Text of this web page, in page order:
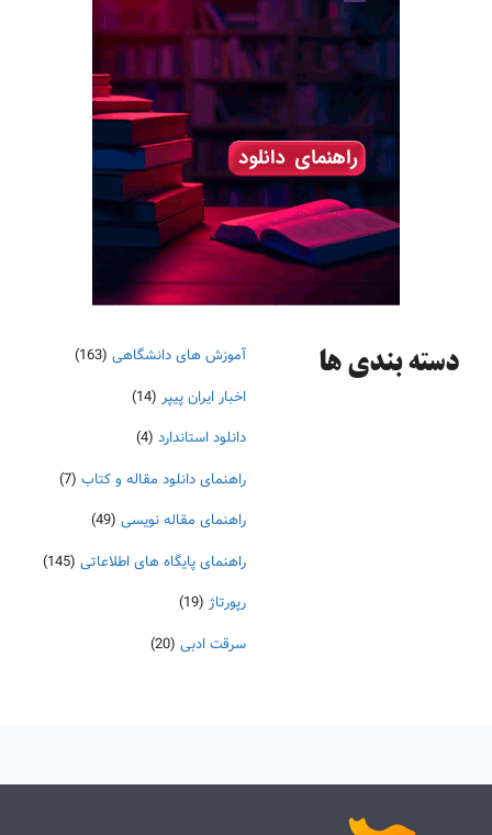
دسته‌ بندی ها آموزش های دانشگاهی (163)
اخبار ایران پیپر (14)
دانلود استاندارد (4)
راهنمای دانلود مقاله و کتاب (7)
راهنمای مقاله نویسی (49)
راهنمای پایگاه های اطلاعاتی (145)
رپورتاژ (19)
سرقت ادبی (20)